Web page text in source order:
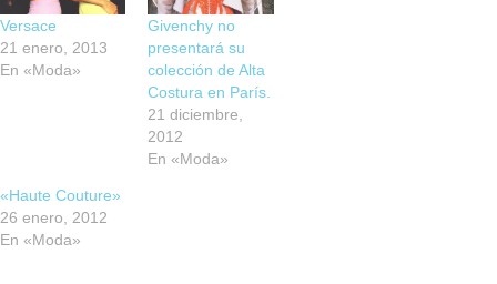
Versace
21 enero, 2013
En «Moda»
Givenchy no
presentará su
colección de Alta
Costura en París.
21 diciembre,
2012
En «Moda»
«Haute Couture»
26 enero, 2012
En «Moda»